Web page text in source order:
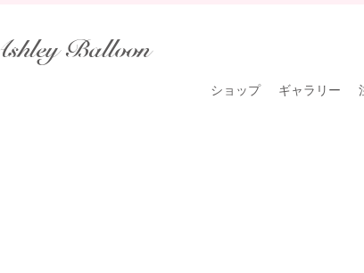
Ashley Balloon
ショップ ギャラリー